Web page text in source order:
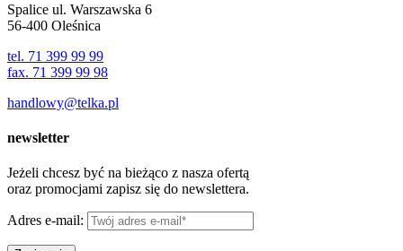
Spalice ul. Warszawska 6
56-400 Oleśnica
tel. 71 399 99 99
fax. 71 399 99 98
handlowy@telka.pl
newsletter
Jeżeli chcesz być na bieżąco z nasza ofertą
oraz promocjami zapisz się do newslettera.
Adres e-mail: